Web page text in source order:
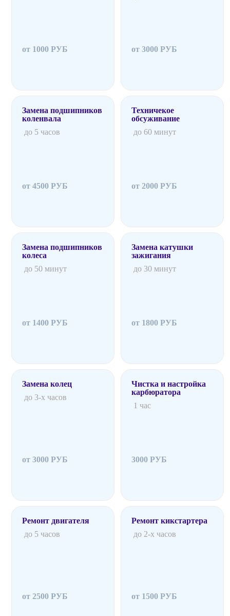
от 1000 РУБ от 3000 РУБ
Замена подшипников
коленвала
до 5 часов
от 4500 РУБ
Техничекое
обсуживание
до 60 минут
от 2000 РУБ
Замена подшипников
колеса
до 50 минут
от 1400 РУБ
Замена катушки
зажигания
до 30 минут
от 1800 РУБ
Замена колец
до 3-х часов
от 3000 РУБ
Чистка и настройка
карбюратора
1 час
3000 РУБ
Ремонт двигателя
до 5 часов
от 2500 РУБ
Ремонт кикстартера
до 2-х часов
от 1500 РУБ